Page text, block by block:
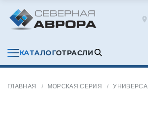
КАТАЛОГОТРАСЛИ
ГЛАВНАЯ МОРСКАЯ СЕРИЯ